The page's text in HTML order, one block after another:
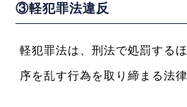
③軽犯罪法違反
軽犯罪法は、刑法で処罰する
序を乱す行為を取り締まる法律